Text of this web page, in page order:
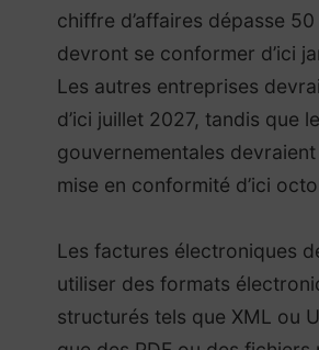
chiffre d’affaires dépasse
devront se conformer d’ici
Les autres entreprises
d’ici juillet 2027, tandis que
gouvernementales
mise en conformité d’ici
Les factures électroniques
utiliser des formats
structurés tels que XML ou